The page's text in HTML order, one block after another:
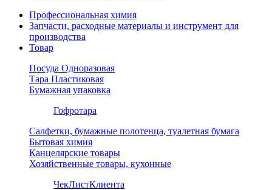
Профессиональная химия
Запчасти, расходные материалы и инструмент для
производства
Товар
Посуда Одноразовая
Тара Пластиковая
Бумажная упаковка
Гофротара
Салфетки, бумажные полотенца, туалетная бумага
Бытовая химия
Канцелярские товары
Хозяйственные товары, кухонные
ЧекЛистКлиента